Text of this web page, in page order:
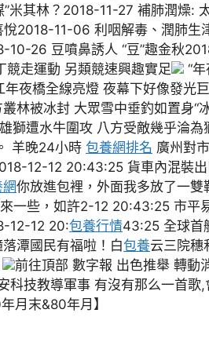
”米其林？2018-11-27 補肺潤燥:
悅2018-11-06 利咽解毒、潤肺
10-26 豆噴鼻誘人 “豆”趣金秋
競走運動 另類競速興趣實足
“
年夜橋全線亮燈 夜幕下好像發光
林被冰封 大眾雪中垂釣如置身“
獅遭水牛圍攻 八方受敵幾乎淪為
羊晚24小時 包養網排名 廣州對
12-12 20:43:25 貨車內混裝
你放進包裡，外面我多放了一
一些，如許2-12 20:43:25 市平
12-12 20:包養行情43:25 全球首
潭國民有福啦！白包養云三院穗
前往頂部 數字報 出色推舉 轉動
科技教導軍事 有沒有那么一首
月末&80年月】